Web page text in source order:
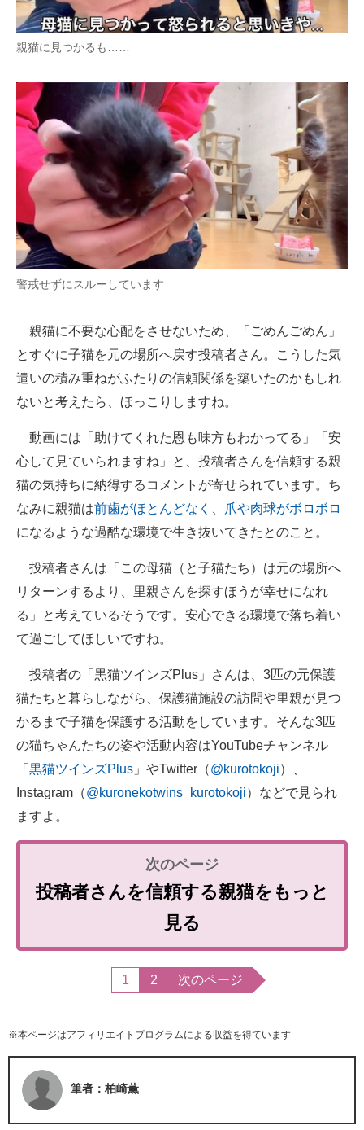
親猫に見つかるも……
警戒せずにスルーしています
親猫に不要な心配をさせないため、「ごめんごめん」
とすぐに子猫を元の場所へ戻す投稿者さん。こうした気
遣いの積み重ねがふたりの信頼関係を築いたのかもしれ
ないと考えたら、ほっこりしますね。
動画には「助けてくれた恩も味方もわかってる」「安
心して見ていられますね」と、投稿者さんを信頼する親
猫の気持ちに納得するコメントが寄せられています。ち
なみに親猫は前歯がほとんどなく
爪や肉球がボロボロ
になるような過酷な環境で生き抜いてきたとのこと。
投稿者さんは「この母猫（と子猫たち）は元の場所へ
リターンするより、里親さんを探すほうが幸せになれ
る」と考えているそうです。安心できる環境で落ち着い
て過ごしてほしいですね。
投稿者の「黒猫ツインズPlus」さんは、3匹の元保護
猫たちと暮らしながら、保護猫施設の訪問や里親が見つ
かるまで子猫を保護する活動をしています。そんな3匹
の猫ちゃんたちの姿や活動内容はYouTubeチャンネル
「 黒猫ツインズPlus 」やTwitter（@kurotokoji）、
Instagram（@kuronekotwins_kurotokoji）などで見られ
ますよ。
投稿者さんを信頼する親猫をもっと
見る
1 2 次のページ
※本ページはアフィリエイトプログラムによる収益を得ています
筆者：柏崎薫